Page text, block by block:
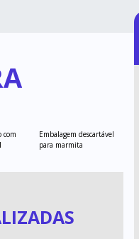
com
Embalagem descartável
para marmita